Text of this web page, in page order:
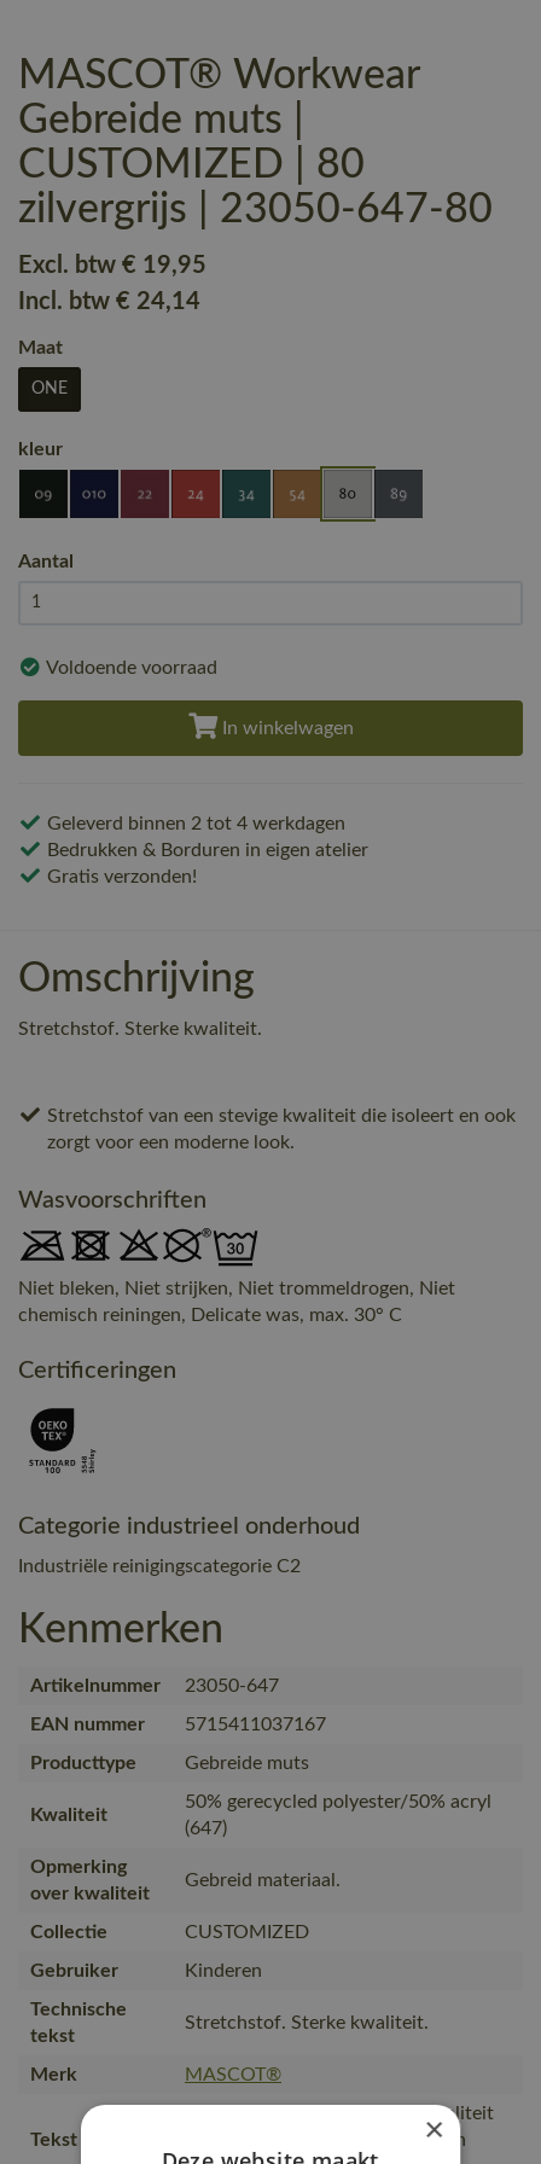
MASCOT® Workwear
Gebreide muts |
CUSTOMIZED | 80
zilvergrijs | 23050-647-80
Excl. btw € 19,95
Incl. btw € 24,14
Maat
ONE
kleur
Aantal
Voldoende voorraad
In winkelwagen
Geleverd binnen 2 tot 4 werkdagen
Bedrukken & Borduren in eigen atelier
Gratis verzonden!
Omschrijving
Stretchstof. Sterke kwaliteit.
Stretchstof van een stevige kwaliteit die isoleert en ook
zorgt voor een moderne look.
Wasvoorschriften
Niet bleken, Niet strijken, Niet trommeldrogen, Niet
chemisch reiningen, Delicate was, max. 30° C
Certificeringen
Categorie industrieel onderhoud
Industriële reinigingscategorie C2
Kenmerken
Artikelnummer
23050-647
EAN nummer
5715411037167
Producttype
Gebreide muts
Kwaliteit
50% gerecycled polyester/50% acryl
(647)
Opmerking
over kwaliteit
Gebreid materiaal.
Collectie
CUSTOMIZED
Gebruiker
Kinderen
Technische
tekst
Stretchstof. Sterke kwaliteit.
Merk MASCOT®
Tekst usp
Stretchstof van een stevige kwaliteit
die isoleert en ook zorgt voor een
×